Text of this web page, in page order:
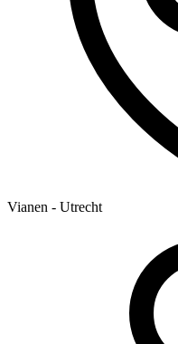
Vianen - Utrecht